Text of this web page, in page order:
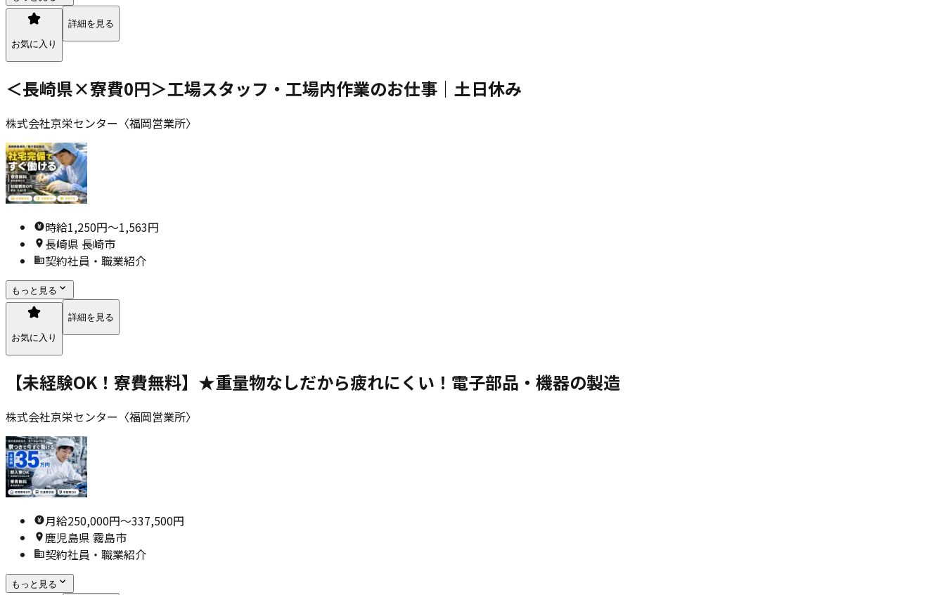
お気に入り
詳細を見る
＜長崎県×寮費0円＞工場スタッフ・工場内作業のお仕事｜土日休み
株式会社京栄センター〈福岡営業所〉
時給1,250円〜1,563円
長崎県 長崎市
契約社員・職業紹介
もっと見る
お気に入り
詳細を見る
【未経験OK！寮費無料】★重量物なしだから疲れにくい！電子部品・機器の製造
株式会社京栄センター〈福岡営業所〉
月給250,000円〜337,500円
鹿児島県 霧島市
契約社員・職業紹介
もっと見る